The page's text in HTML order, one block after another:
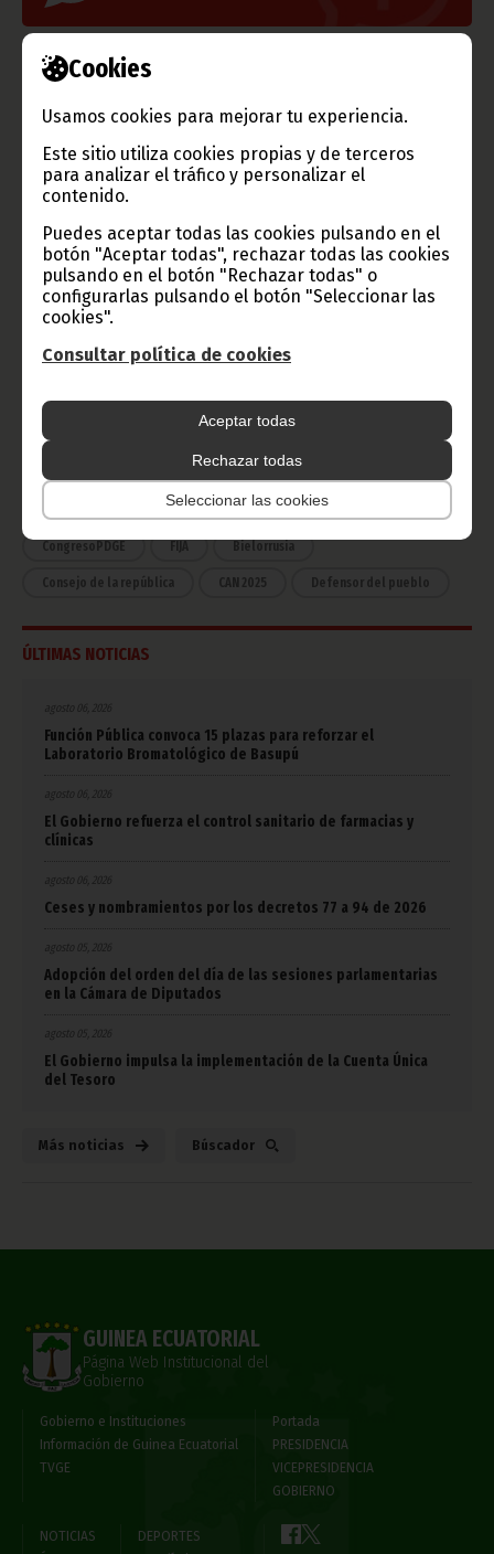
Cookies
Usamos cookies para mejorar tu experiencia.
Este sitio utiliza cookies propias y de terceros
para analizar el tráfico y personalizar el
contenido.
Puedes aceptar todas las cookies pulsando en el
botón "Aceptar todas", rechazar todas las cookies
pulsando en el botón "Rechazar todas" o
configurarlas pulsando el botón "Seleccionar las
cookies".
Consultar política de cookies
Aceptar todas
Rechazar todas
Seleccionar las cookies
Radio Nacional de Guinea
Ecuatorial
Haz click aquí para escuchar ahora
África
Deportes Vicepresidencia
COVID-19 Cultura
Economía Gente GE 50 Aniversario Independencia
CongresoPDGE FIJA Bielorrusia
Consejo de la república CAN 2025 Defensor del pueblo
ÚLTIMAS NOTICIAS
agosto 06, 2026
Función Pública convoca 15 plazas para reforzar el
Laboratorio Bromatológico de Basupú
agosto 06, 2026
El Gobierno refuerza el control sanitario de farmacias y
clínicas
agosto 06, 2026
Ceses y nombramientos por los decretos 77 a 94 de 2026
Adopción del orden del día de las sesiones parlamentarias
en la Cámara de Diputados
El Gobierno impulsa la implementación de la Cuenta Única
del Tesoro
Más noticias Búscador
GUINEA ECUATORIAL
Página Web Institucional del
Gobierno
Gobierno e Instituciones
Información de Guinea Ecuatorial
TVGE
Portada
PRESIDENCIA
VICEPRESIDENCIA
GOBIERNO
NOTICIAS
DEPORTES